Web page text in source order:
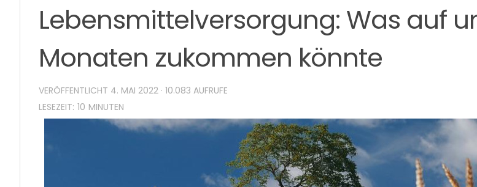
Lebensmittelversorgung: Was auf
Monaten zukommen könnte
VERÖFFENTLICHT 4. MAI 2022 · 10.083 AUFRUFE